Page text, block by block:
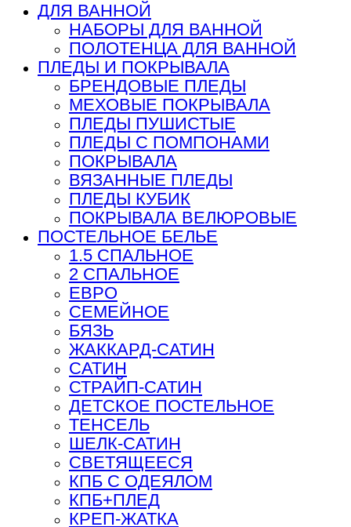
ДЛЯ ВАННОЙ
НАБОРЫ ДЛЯ ВАННОЙ
ПОЛОТЕНЦА ДЛЯ ВАННОЙ
ПЛЕДЫ И ПОКРЫВАЛА
БРЕНДОВЫЕ ПЛЕДЫ
МЕХОВЫЕ ПОКРЫВАЛА
ПЛЕДЫ ПУШИСТЫЕ
ПЛЕДЫ С ПОМПОНАМИ
ПОКРЫВАЛА
ВЯЗАННЫЕ ПЛЕДЫ
ПЛЕДЫ КУБИК
ПОКРЫВАЛА ВЕЛЮРОВЫЕ
ПОСТЕЛЬНОЕ БЕЛЬЕ
1.5 СПАЛЬНОЕ
2 СПАЛЬНОЕ
ЕВРО
СЕМЕЙНОЕ
БЯЗЬ
ЖАККАРД-САТИН
САТИН
СТРАЙП-САТИН
ДЕТСКОЕ ПОСТЕЛЬНОЕ
ТЕНСЕЛЬ
ШЕЛК-САТИН
СВЕТЯЩЕЕСЯ
КПБ С ОДЕЯЛОМ
КПБ+ПЛЕД
КРЕП-ЖАТКА